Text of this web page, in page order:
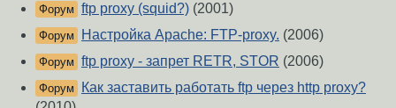
Форум ftp proxy (squid?) (2001)
Форум Настройка Apache: FTP-proxy. (2006)
Форум ftp proxy - запрет RETR, STOR (2006)
Форум
Как заставить работать ftp через http proxy?